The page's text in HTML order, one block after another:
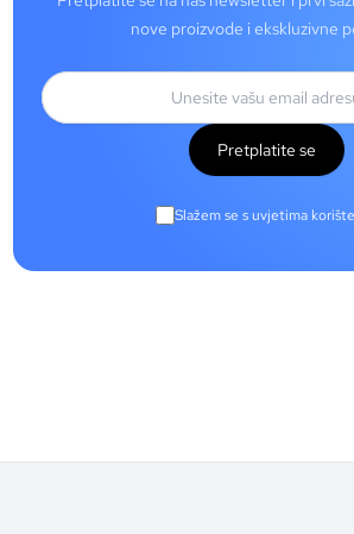
nove proizvode i ekskluzivne
Pretplatite se
Slažem se s uvjetima